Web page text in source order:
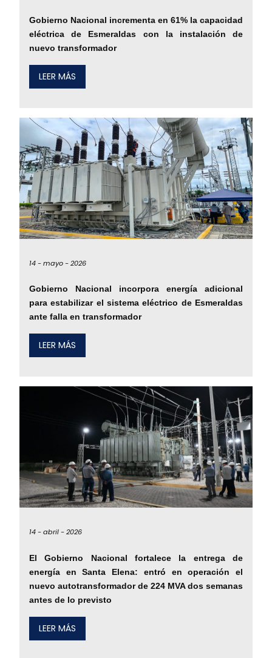
Gobierno Nacional incrementa en 61% la capacidad
eléctrica de Esmeraldas con la instalación de
nuevo transformador
LEER MÁS
14 -mayo -2026
Gobierno Nacional incorpora energía adicional
para estabilizar el sistema eléctrico de Esmeraldas
ante falla en transformador
LEER MÁS
14 -abril -2026
El Gobierno Nacional fortalece la entrega de
energía en Santa Elena: entró en operación el
nuevo autotransformador de 224 MVA dos semanas
antes de lo previsto
LEER MÁS